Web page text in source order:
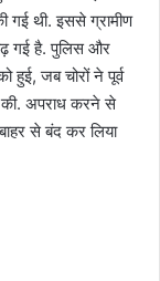
गई थी. इससे ग्रामीण
गई है. पुलिस और
हुई, जब चोरों ने पूर्व
की. अपराध करने से
से बंद कर लिया